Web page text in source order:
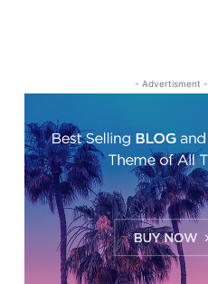
- Advertisment -